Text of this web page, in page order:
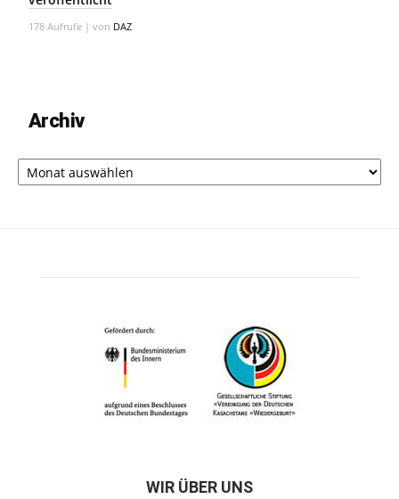
178 Aufrufe | von DAZ
Archiv
Archiv
WIR ÜBER UNS